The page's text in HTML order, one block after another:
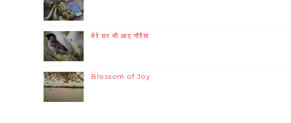
मेरे घर भी आए गौरैया
Blossom of Joy